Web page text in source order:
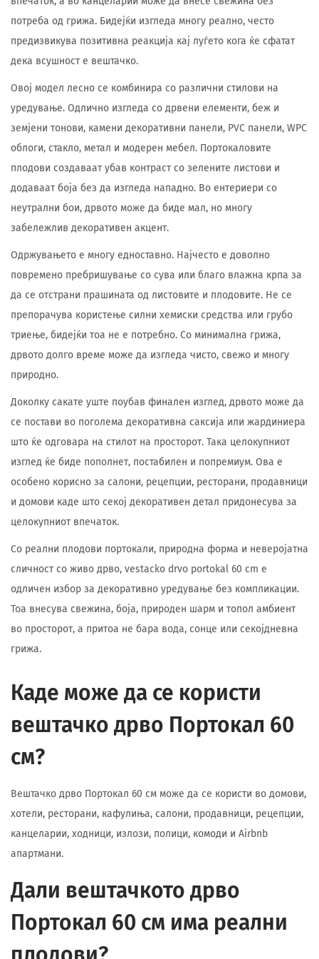
потреба од грижа. Бидејќи изгледа многу реално, често
предизвикува позитивна реакција кај луѓето кога ќе сфатат
дека всушност е вештачко.
Овој модел лесно се комбинира со различни стилови на
уредување. Одлично изгледа со дрвени елементи, беж и
земјени тонови, камени декоративни панели, PVC панели, WPC
облоги, стакло, метал и модерен мебел. Портокаловите
плодови создаваат убав контраст со зелените листови и
додаваат боја без да изгледа нападно. Во ентериери со
неутрални бои, дрвото може да биде мал, но многу
забележлив декоративен акцент.
Одржувањето е многу едноставно. Најчесто е доволно
повремено пребришување со сува или благо влажна крпа за
да се отстрани прашината од листовите и плодовите. Не се
препорачува користење силни хемиски средства или грубо
триење, бидејќи тоа не е потребно. Со минимална грижа,
дрвото долго време може да изгледа чисто, свежо и многу
природно.
Доколку сакате уште поубав финален изглед, дрвото може да
се постави во поголема декоративна саксија или жардиниера
што ќе одговара на стилот на просторот. Така целокупниот
изглед ќе биде пополнет, постабилен и попремиум. Ова е
особено корисно за салони, рецепции, ресторани, продавници
и домови каде што секој декоративен детал придонесува за
целокупниот впечаток.
Со реални плодови портокали, природна форма и неверојатна
сличност со живо дрво, vestacko drvo portokal 60 cm е
одличен избор за декоративно уредување без компликации.
Тоа внесува свежина, боја, природен шарм и топол амбиент
во просторот, а притоа не бара вода, сонце или секојдневна
грижа.
Каде може да се користи
вештачко дрво Портокал 60
см?
Вештачко дрво Портокал 60 см може да се користи во домови,
хотели, ресторани, кафулиња, салони, продавници, рецепции,
канцеларии, ходници, излози, полици, комоди и Airbnb
апартмани.
Дали вештачкото дрво
Портокал 60 см има реални